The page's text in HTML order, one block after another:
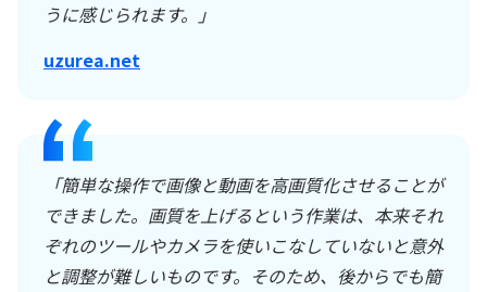
うに感じられます。」
uzurea.net
「簡単な操作で画像と動画を高画質化させることが
できました。画質を上げるという作業は、本来それ
ぞれのツールやカメラを使いこなしていないと意外
と調整が難しいものです。そのため、後からでも簡